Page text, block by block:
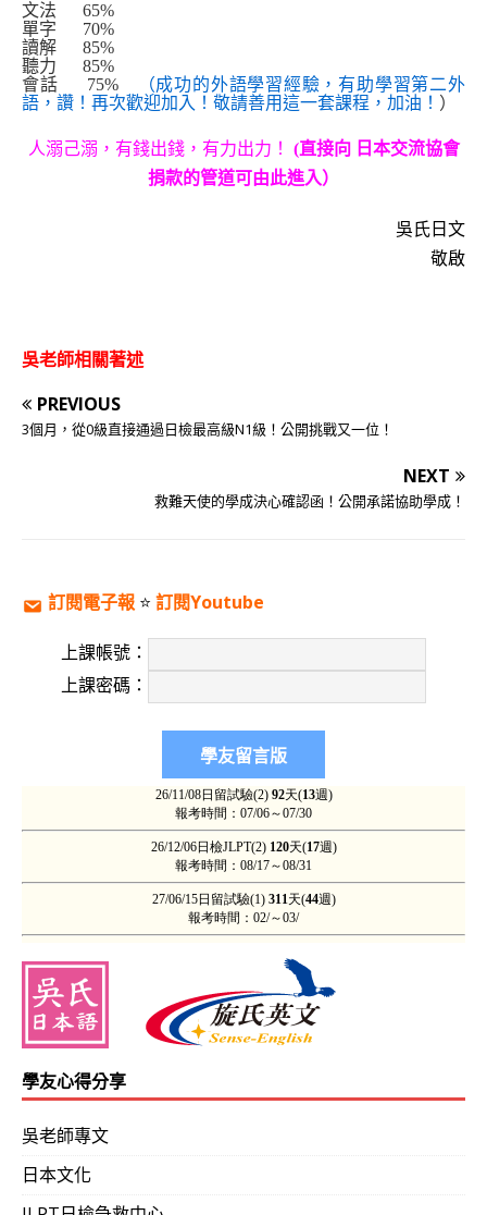
文法 65%
單字 70%
讀解 85%
聽力 85%
會話 75%
（成功的外語學習經驗，有助學習第二外
語，讚！ 再次歡迎加入！敬請善用這一套課程，加油！ ）
人溺己溺，有錢出錢，有力出力！
(直接向 日本交流協會
捐款的管道可由此進入）
吳氏日文
敬啟
吳老師相關著述
PREVIOUS
3個月，從0級直接通過日檢最高級N1級！公開挑戰又一位！
NEXT
救難天使的學成決心確認函！公開承諾協助學成！
訂閱電子報 ⭐️ 訂閱Youtube
上課帳號：
上課密碼：
學友心得分享
吳老師專文
日本文化